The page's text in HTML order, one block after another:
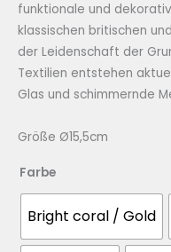
funktionale und
klassischen britischen
der Leidenschaft der
Textilien entstehen
Glas und schimmernde
Größe Ø15,5cm
Farbe
Bright coral / Gold